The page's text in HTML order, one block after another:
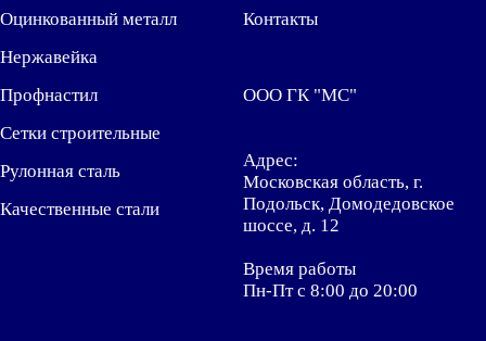
Оцинкованный металл
Нержавейка
Профнастил
Сетки строительные
Рулонная сталь
Качественные стали
Контакты
ООО ГК "МС"
Адрес:
Московская область, г.
Подольск, Домодедовское
шоссе, д. 12
Время работы
Пн-Пт с 8:00 до 20:00